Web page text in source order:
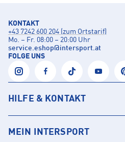
KONTAKT
+43 7242 600 204 (zum Ortstarif)
Mo. – Fr. 08:00 – 20:00 Uhr
service.eshop@intersport.at
FOLGE UNS
HILFE & KONTAKT
MEIN INTERSPORT